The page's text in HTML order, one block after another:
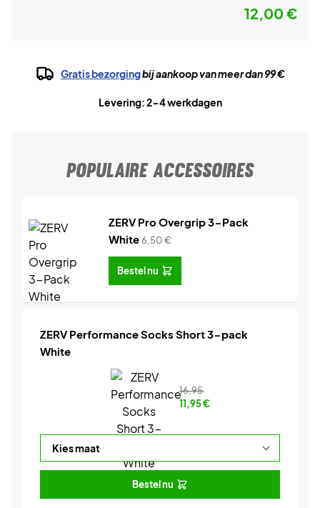
12,00 €
Gratis bezorgingbij aankoop van meer dan 99 €
Levering: 2-4 werkdagen
POPULAIRE ACCESSOIRES
ZERV Pro Overgrip 3-Pack
White6,50€
Bestel nu
ZERV Performance Socks Short 3-pack
White
16,95
11,95€
Bestel nu